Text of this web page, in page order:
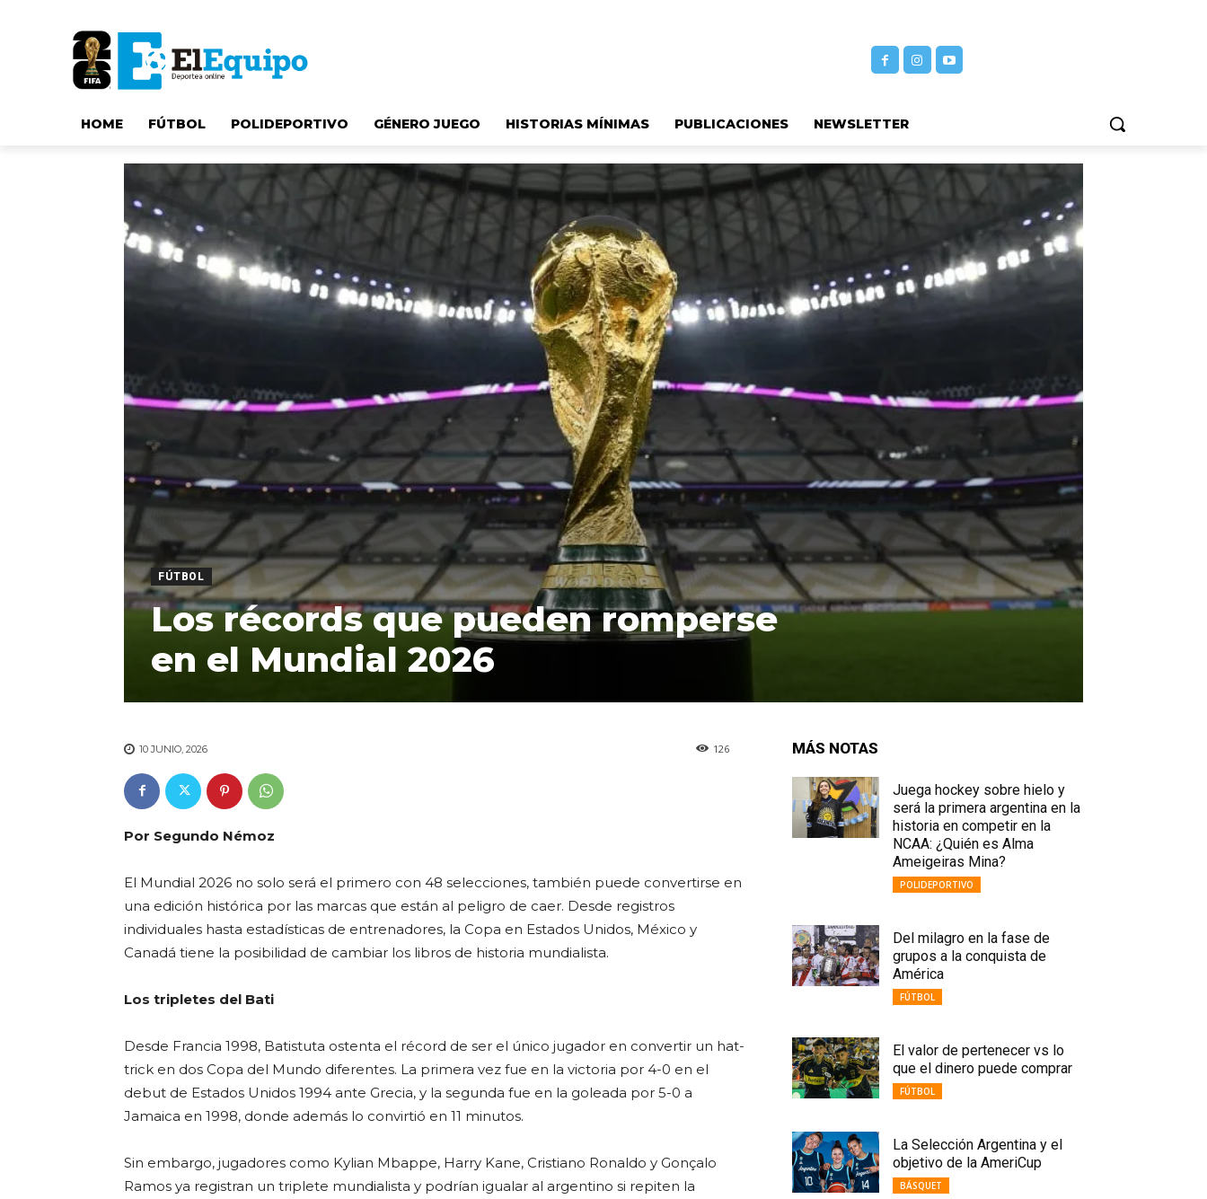
HOME FÚTBOL POLIDEPORTIVO GÉNERO JUEGO HISTORIAS MÍNIMAS PUBLICACIONES NEWSLETTER
FÚTBOL
Los récords que pueden romperse
en el Mundial 2026
126
10 JUNIO, 2026
Por Segundo Némoz
El Mundial 2026 no solo será el primero con 48 selecciones, también puede convertirse en
una edición histórica por las marcas que están al peligro de caer. Desde registros
individuales hasta estadísticas de entrenadores, la Copa en Estados Unidos, México y
Canadá tiene la posibilidad de cambiar los libros de historia mundialista.
Los tripletes del Bati
Desde Francia 1998, Batistuta ostenta el récord de ser el único jugador en convertir un hat-
trick en dos Copa del Mundo diferentes. La primera vez fue en la victoria por 4-0 en el
debut de Estados Unidos 1994 ante Grecia, y la segunda fue en la goleada por 5-0 a
Jamaica en 1998, donde además lo convirtió en 11 minutos.
Sin embargo, jugadores como Kylian Mbappe, Harry Kane, Cristiano Ronaldo y Gonçalo
Ramos ya registran un triplete mundialista y podrían igualar al argentino si repiten la
MÁS NOTAS
Juega hockey sobre hielo y
será la primera argentina en la
historia en competir en la
NCAA: ¿Quién es Alma
Ameigeiras Mina?
POLIDEPORTIVO
Del milagro en la fase de
grupos a la conquista de
América
FÚTBOL
El valor de pertenecer vs lo
que el dinero puede comprar
FÚTBOL
La Selección Argentina y el
objetivo de la AmeriCup
BÁSQUET